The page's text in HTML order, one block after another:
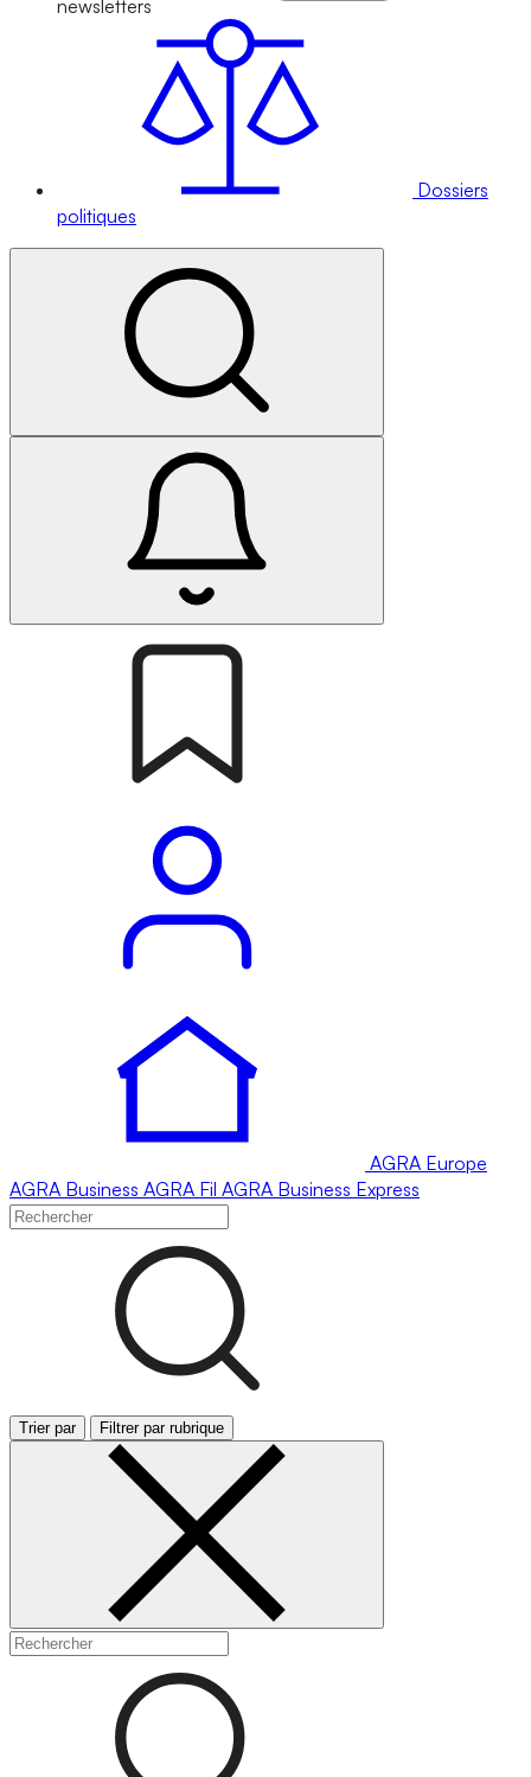
newsletters
Dossiers
politiques
AGRA Europe
AGRA Business AGRA Fil AGRA Business Express
Trier par Filtrer par rubrique